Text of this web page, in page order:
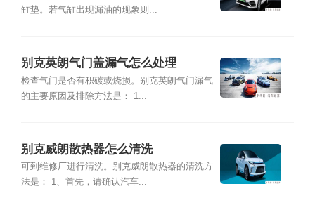
缸垫。若气缸出现漏油的现象则...
别克英朗气门盖漏气怎么处理
检查气门是否有积碳或烧损。别克英朗气门漏气
的主要原因及排除方法是： 1...
别克威朗散热器怎么清洗
可到维修厂进行清洗。别克威朗散热器的清洗方
法是： 1、首先，请确认汽车...